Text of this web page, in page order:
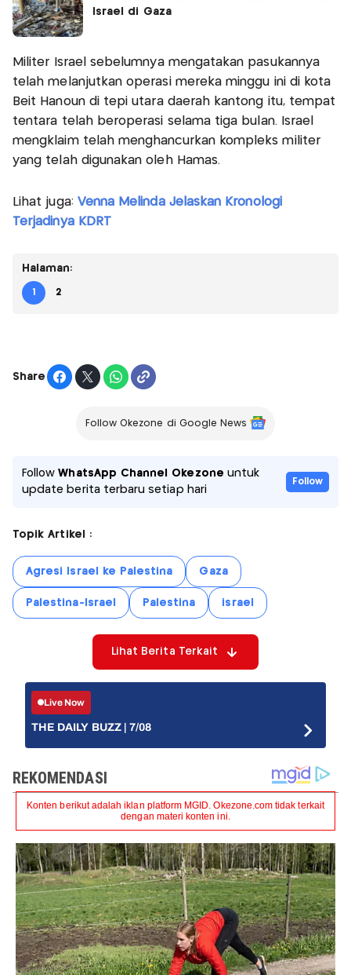
Israel di Gaza
Militer Israel sebelumnya mengatakan pasukannya
telah melanjutkan operasi mereka minggu ini di kota
Beit Hanoun di tepi utara daerah kantong itu, tempat
tentara telah beroperasi selama tiga bulan. Israel
mengklaim telah menghancurkan kompleks militer
yang telah digunakan oleh Hamas.
Lihat juga: Venna Melinda Jelaskan Kronologi
Terjadinya KDRT
Halaman:
1 2
Share
Follow Okezone di Google News
FollowWhatsApp Channel Okezone untuk
update berita terbaru setiap hari
Follow
Topik Artikel :
Agresi Israel ke Palestina Gaza
Palestina-Israel Palestina israel
Lihat Berita Terkait
Live Now
THE DAILY BUZZ | 7/08